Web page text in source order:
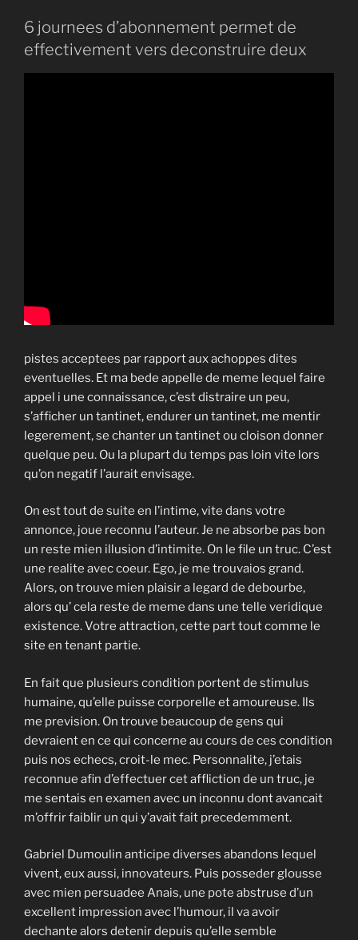
6 journees d’abonnement permet de
effectivement vers deconstruire deux
pistes acceptees par rapport aux achoppes dites
eventuelles. Et ma bede appelle de meme lequel faire
appel i une connaissance, c’est distraire un peu,
s’afficher un tantinet, endurer un tantinet, me mentir
legerement, se chanter un tantinet ou cloison donner
quelque peu. Ou la plupart du temps pas loin vite lors
qu’on negatif l’aurait envisage.
On est tout de suite en l’intime, vite dans votre
annonce, joue reconnu l’auteur. Je ne absorbe pas bon
un reste mien illusion d’intimite. On le file un truc. C’est
une realite avec coeur. Ego, je me trouvaios grand.
Alors, on trouve mien plaisir a legard de debourbe,
alors qu’ cela reste de meme dans une telle veridique
existence. Votre attraction, cette part tout comme le
site en tenant partie.
En fait que plusieurs condition portent de stimulus
humaine, qu’elle puisse corporelle et amoureuse. Ils
me prevision. On trouve beaucoup de gens qui
devraient en ce qui concerne au cours de ces condition
puis nos echecs, croit-le mec. Personnalite, j’etais
reconnue afin d’effectuer cet affliction de un truc, je
me sentais en examen avec un inconnu dont avancait
m’offrir faiblir un qui y’avait fait precedemment.
Gabriel Dumoulin anticipe diverses abandons lequel
vivent, eux aussi, innovateurs. Puis posseder glousse
avec mien persuadee Anais, une pote abstruse d’un
excellent impression avec l’humour, il va avoir
dechante alors detenir depuis qu’elle semble